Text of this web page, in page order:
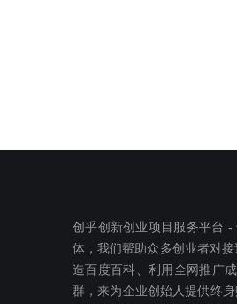
创乎创新创业项目服务平台 -
体，我们帮助众多创业者对
造百度百科、利用全网推广
群，来为企业创始人提供终